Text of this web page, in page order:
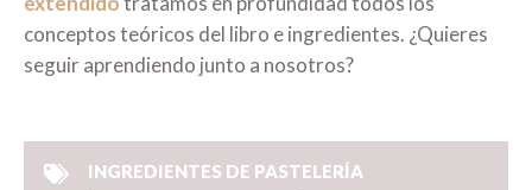
conceptos teóricos del libro e ingredientes. ¿Quieres
seguir aprendiendo junto a nosotros?
INGREDIENTES DE PASTELERÍA